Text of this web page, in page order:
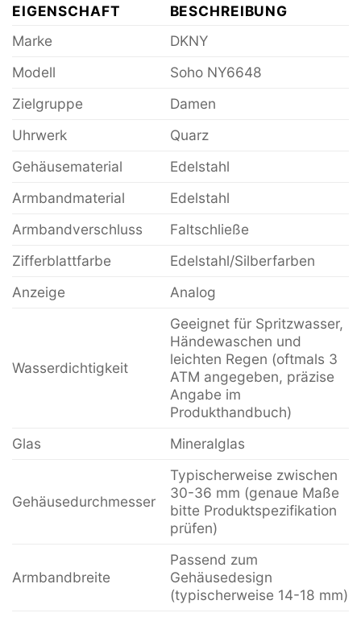
EIGENSCHAFT
BESCHREIBUNG
Marke
DKNY
Modell
Soho NY6648
Zielgruppe
Damen
Uhrwerk
Quarz
Gehäusematerial
Edelstahl
Armbandmaterial
Edelstahl
Armbandverschluss
Faltschließe
Zifferblattfarbe
Edelstahl/Silberfarben
Anzeige
Analog
Wasserdichtigkeit
Geeignet für Spritzwasser,
Händewaschen und
leichten Regen (oftmals 3
ATM angegeben, präzise
Angabe im
Produkthandbuch)
Glas
Mineralglas
Gehäusedurchmesser
Typischerweise zwischen
30-36 mm (genaue Maße
bitte Produktspezifikation
prüfen)
Armbandbreite
Passend zum
Gehäusedesign
(typischerweise 14-18 mm)